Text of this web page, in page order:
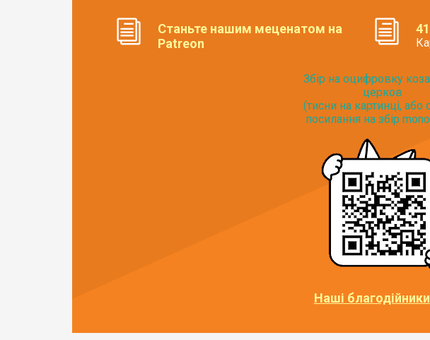
Станьте нашим меценатом на
Patreon
Збір на оцифровку
церков
(тисни на картинці, або
посилання на збір
Наші благодійники